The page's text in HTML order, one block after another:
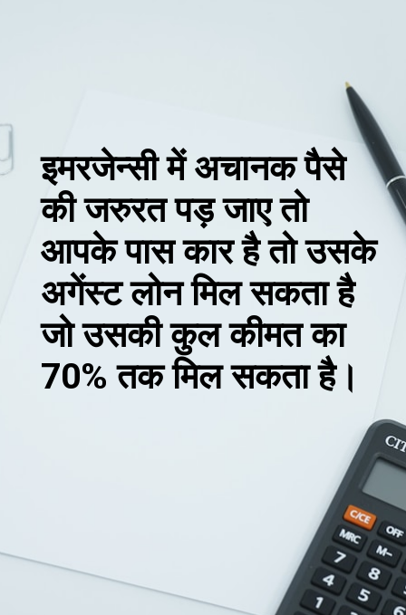
इमरजेन्सी में अचानक पैसे
की जरुरत पड़ जाए तो
आपके पास कार है तो उसके
अगेंस्ट लोन मिल सकता है
जो उसकी कुल कीमत का
70% तक मिल सकता है।